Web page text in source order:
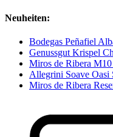
Neuheiten:
Bodegas Peñafiel
Genussgut Krispel
Miros de Ribera
Allegrini Soave Oasi
Miros de Ribera